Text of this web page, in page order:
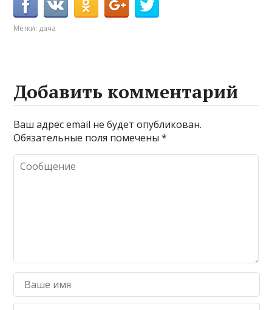
Метки: дача
Добавить комментарий
Ваш адрес email не будет опубликован.
Обязательные поля помечены*